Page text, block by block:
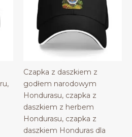
Czapka z daszkiem z
godłem narodowym
Hondurasu, czapka z
daszkiem z herbem
Hondurasu, czapka z
daszkiem Honduras dla